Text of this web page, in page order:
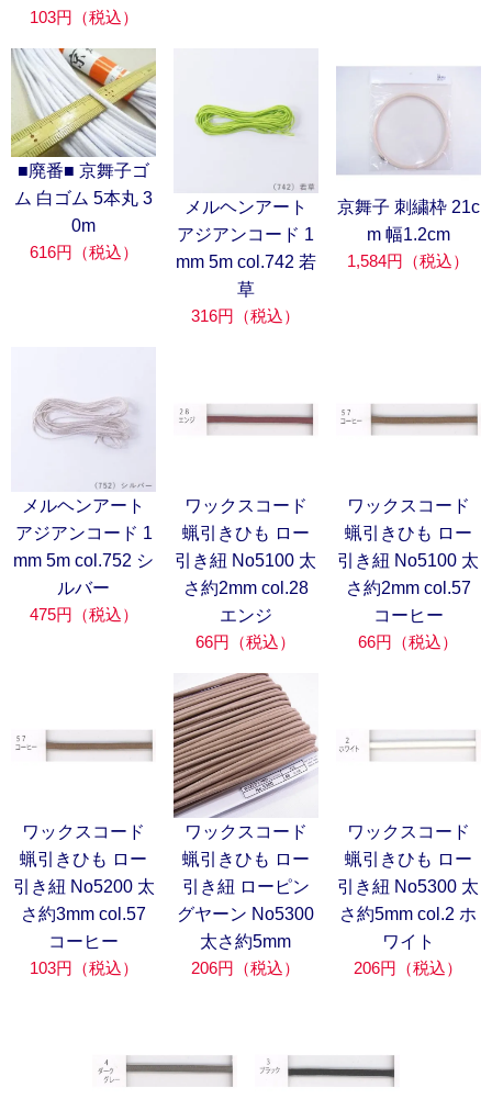
103円（税込）
■廃番■ 京舞子ゴ
ム 白ゴム 5本丸 3
0m
616円（税込）
メルヘンアート
アジアンコード 1
mm 5m col.742 若
草
316円（税込）
京舞子 刺繍枠 21c
m 幅1.2cm
1,584円（税込）
メルヘンアート
アジアンコード 1
mm 5m col.752 シ
ルバー
475円（税込）
ワックスコード
蝋引きひも ロー
引き紐 No5100 太
さ約2mm col.28
エンジ
66円（税込）
ワックスコード
蝋引きひも ロー
引き紐 No5100 太
さ約2mm col.57
コーヒー
66円（税込）
ワックスコード
蝋引きひも ロー
引き紐 No5200 太
さ約3mm col.57
コーヒー
103円（税込）
ワックスコード
蝋引きひも ロー
引き紐 ローピン
グヤーン No5300
太さ約5mm
206円（税込）
ワックスコード
蝋引きひも ロー
引き紐 No5300 太
さ約5mm col.2 ホ
ワイト
206円（税込）